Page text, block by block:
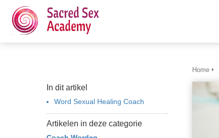
In dit artikel
Word Sexual Healing Coach
Artikelen in deze categorie
Home